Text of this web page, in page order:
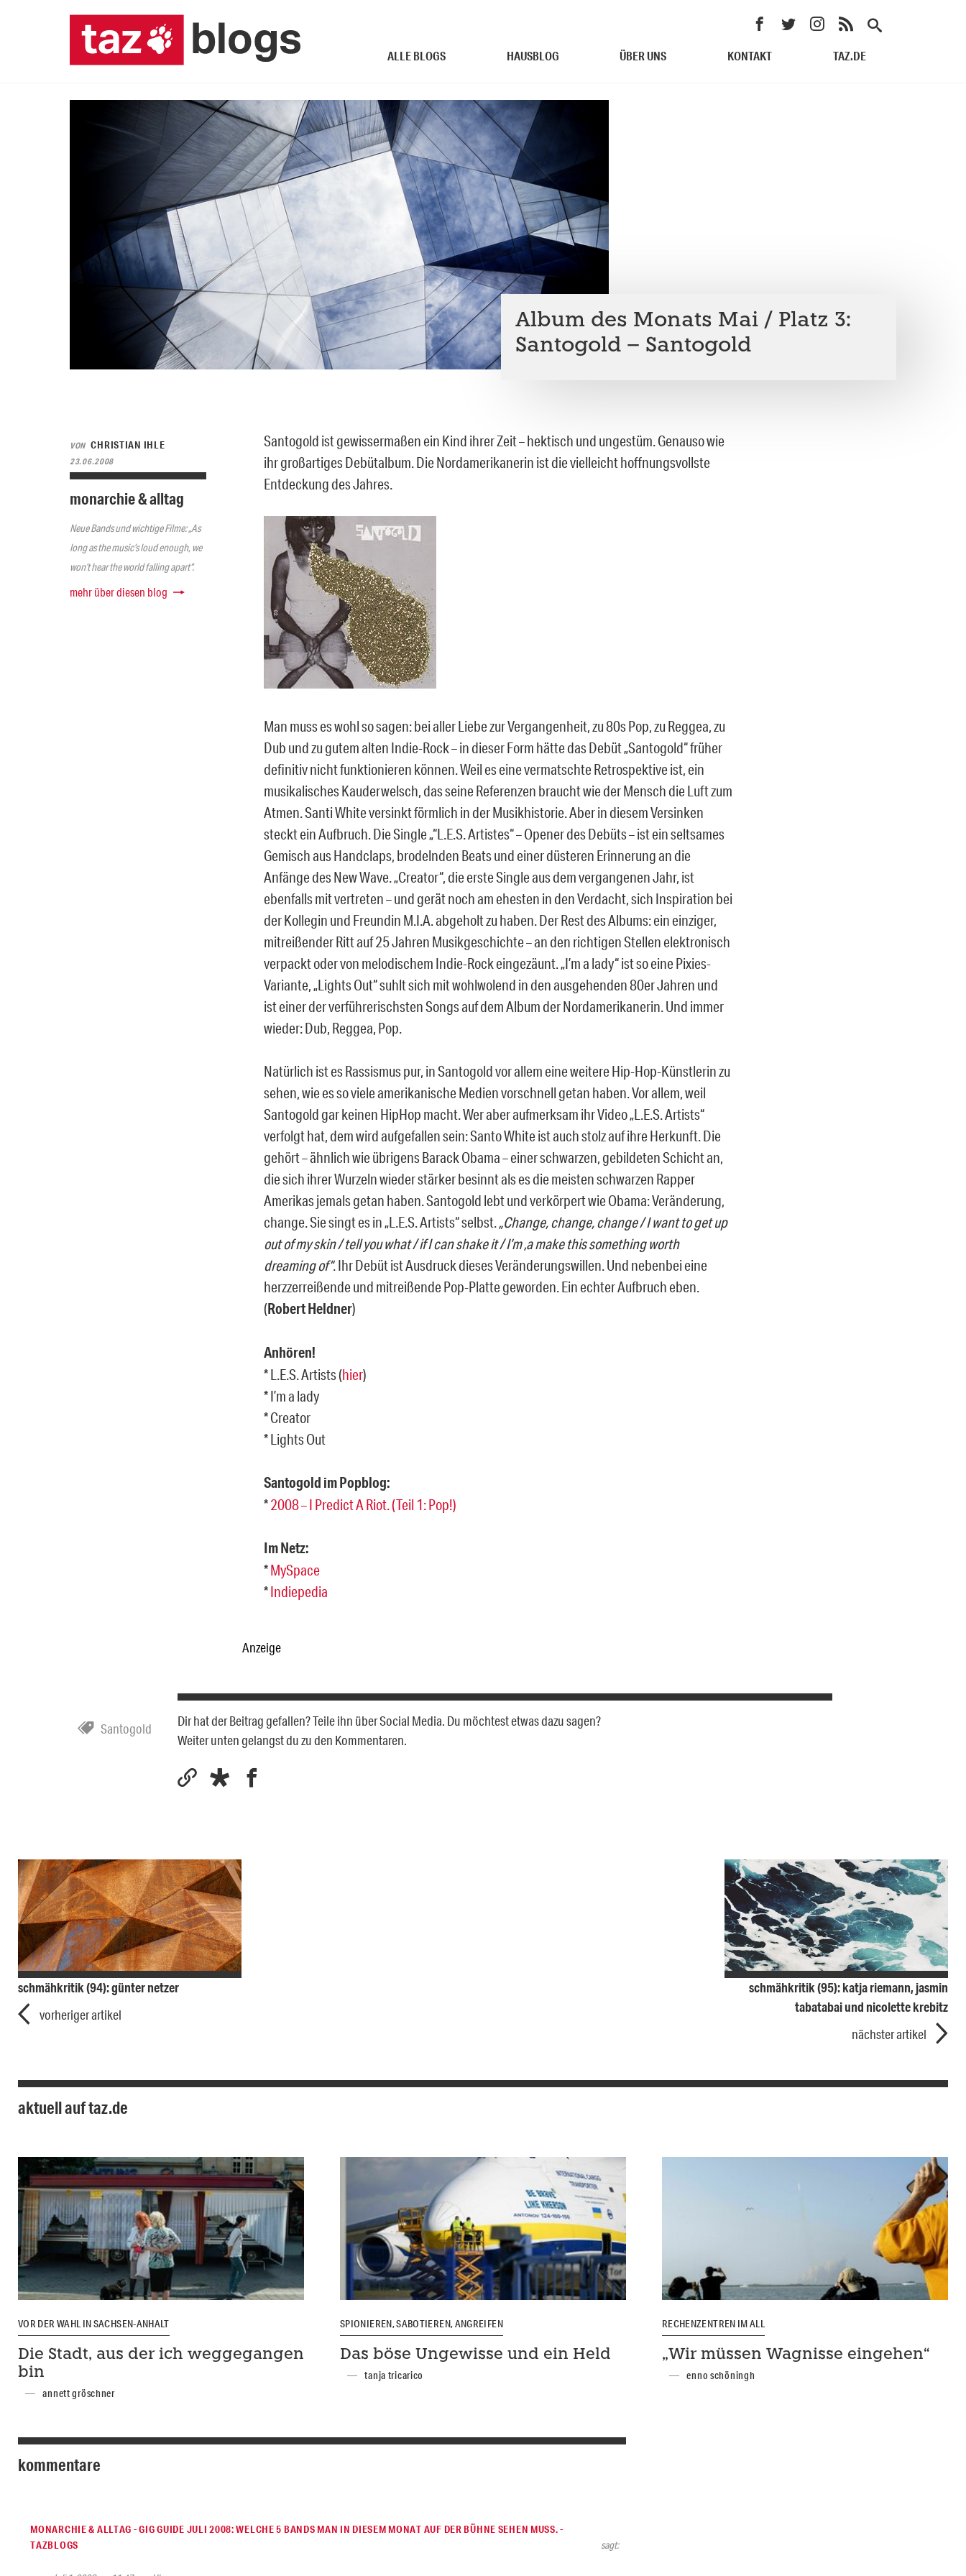
ALLE BLOGS HAUSBLOG ÜBER UNS KONTAKT TAZ.DE
Album des Monats Mai / Platz 3:
Santogold – Santogold
VON CHRISTIAN IHLE
23.06.2008
monarchie & alltag
Neue Bands und wichtige Filme: „As
long as the music’s loud enough, we
won’t hear the world falling apart“.
mehr über diesen blog
Santogold ist gewissermaßen ein Kind ihrer Zeit – hektisch und ungestüm. Genauso wie
ihr großartiges Debütalbum. Die Nordamerikanerin ist die vielleicht hoffnungsvollste
Entdeckung des Jahres.
Man muss es wohl so sagen: bei aller Liebe zur Vergangenheit, zu 80s Pop, zu Reggea, zu
Dub und zu gutem alten Indie-Rock – in dieser Form hätte das Debüt „Santogold“ früher
definitiv nicht funktionieren können. Weil es eine vermatschte Retrospektive ist, ein
musikalisches Kauderwelsch, das seine Referenzen braucht wie der Mensch die Luft zum
Atmen. Santi White versinkt förmlich in der Musikhistorie. Aber in diesem Versinken
steckt ein Aufbruch. Die Single „“L.E.S. Artistes“ – Opener des Debüts – ist ein seltsames
Gemisch aus Handclaps, brodelnden Beats und einer düsteren Erinnerung an die
Anfänge des New Wave. „Creator“, die erste Single aus dem vergangenen Jahr, ist
ebenfalls mit vertreten – und gerät noch am ehesten in den Verdacht, sich Inspiration bei
der Kollegin und Freundin M.I.A. abgeholt zu haben. Der Rest des Albums: ein einziger,
mitreißender Ritt auf 25 Jahren Musikgeschichte – an den richtigen Stellen elektronisch
verpackt oder von melodischem Indie-Rock eingezäunt. „I’m a lady“ ist so eine Pixies-
Variante, „Lights Out“ suhlt sich mit wohlwolend in den ausgehenden 80er Jahren und
ist einer der verführerischsten Songs auf dem Album der Nordamerikanerin. Und immer
wieder: Dub, Reggea, Pop.
Natürlich ist es Rassismus pur, in Santogold vor allem eine weitere Hip-Hop-Künstlerin zu
sehen, wie es so viele amerikanische Medien vorschnell getan haben. Vor allem, weil
Santogold gar keinen HipHop macht. Wer aber aufmerksam ihr Video „L.E.S. Artists“
verfolgt hat, dem wird aufgefallen sein: Santo White ist auch stolz auf ihre Herkunft. Die
gehört – ähnlich wie übrigens Barack Obama – einer schwarzen, gebildeten Schicht an,
die sich ihrer Wurzeln wieder stärker besinnt als es die meisten schwarzen Rapper
Amerikas jemals getan haben. Santogold lebt und verkörpert wie Obama: Veränderung,
change. Sie singt es in „L.E.S. Artists“ selbst.„Change, change, change / I want to get up
out of my skin / tell you what / if I can shake it / I’m ‚a make this something worth
dreaming of“. Ihr Debüt ist Ausdruck dieses Veränderungswillen. Und nebenbei eine
herzzerreißende und mitreißende Pop-Platte geworden. Ein echter Aufbruch eben.
(Robert Heldner)
Anhören!
* L.E.S. Artists (hier)
* I’m a lady
* Creator
* Lights Out
Santogold im Popblog:
*2008 – I Predict A Riot. (Teil 1: Pop!)
Im Netz:
*MySpace
*Indiepedia
Anzeige
Santogold
Dir hat der Beitrag gefallen? Teile ihn über Social Media. Du möchtest etwas dazu sagen?
Weiter unten gelangst du zu den Kommentaren.
schmähkritik (94): günter netzer
vorheriger artikel
schmähkritik (95): katja riemann, jasmin
tabatabai und nicolette krebitz
nächster artikel
aktuell auf taz.de
VOR DER WAHL IN SACHSEN-ANHALT
Die Stadt, aus der ich weggegangen
bin
annett gröschner
SPIONIEREN, SABOTIEREN, ANGREIFEN
Das böse Ungewisse und ein Held
tanja tricarico
RECHENZENTREN IM ALL
„Wir müssen Wagnisse eingehen“
enno schöningh
kommentare
MONARCHIE & ALLTAG - GIG GUIDE JULI 2008: WELCHE 5 BANDS MAN IN DIESEM MONAT AUF DER BÜHNE SEHEN MUSS. -
TAZBLOGS
sagt: